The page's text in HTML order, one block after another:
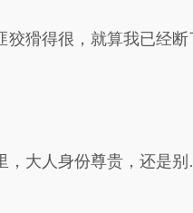
猾得很，就算我已经
，大人身份尊贵，还是